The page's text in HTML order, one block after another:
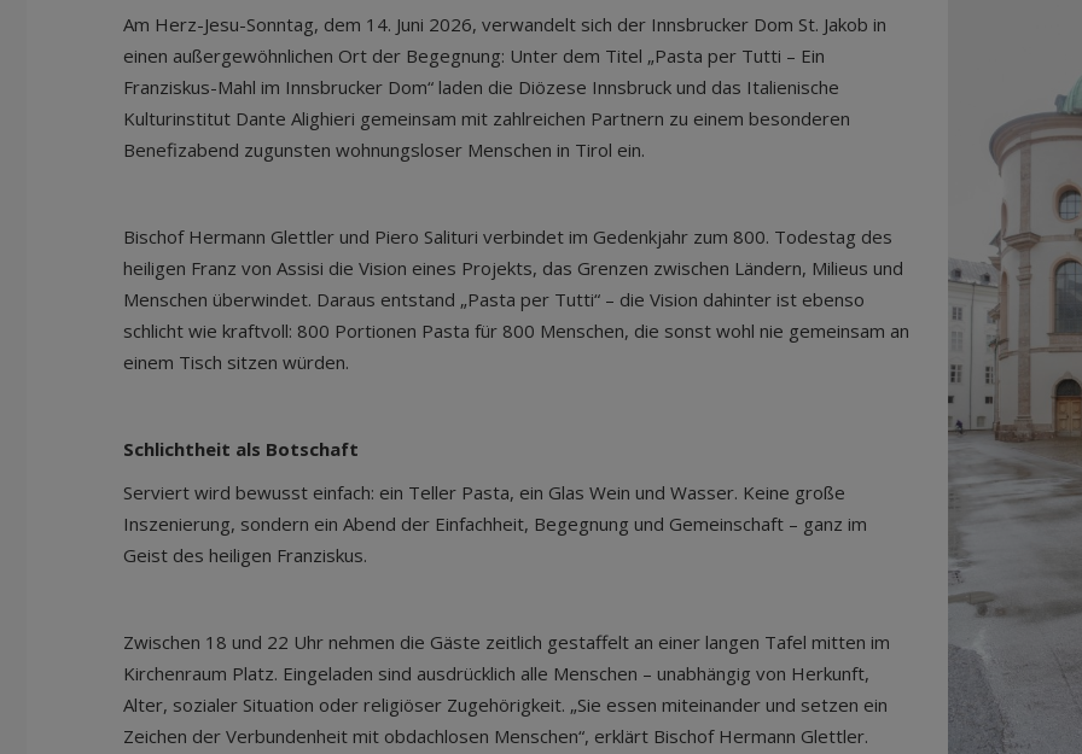
Am Herz-Jesu-Sonntag, dem 14. Juni 2026, verwandelt sich der Innsbrucker Dom St. Jakob in
einen außergewöhnlichen Ort der Begegnung: Unter dem Titel „Pasta per Tutti – Ein
Franziskus-Mahl im Innsbrucker Dom“ laden die Diözese Innsbruck und das Italienische
Kulturinstitut Dante Alighieri gemeinsam mit zahlreichen Partnern zu einem besonderen
Benefizabend zugunsten wohnungsloser Menschen in Tirol ein.
Bischof Hermann Glettler und Piero Salituri verbindet im Gedenkjahr zum 800. Todestag des
heiligen Franz von Assisi die Vision eines Projekts, das Grenzen zwischen Ländern, Milieus und
Menschen überwindet. Daraus entstand „Pasta per Tutti“ – die Vision dahinter ist ebenso
schlicht wie kraftvoll: 800 Portionen Pasta für 800 Menschen, die sonst wohl nie gemeinsam an
einem Tisch sitzen würden.
Schlichtheit als Botschaft
Serviert wird bewusst einfach: ein Teller Pasta, ein Glas Wein und Wasser. Keine große
Inszenierung, sondern ein Abend der Einfachheit, Begegnung und Gemeinschaft – ganz im
Geist des heiligen Franziskus.
Zwischen 18 und 22 Uhr nehmen die Gäste zeitlich gestaffelt an einer langen Tafel mitten im
Kirchenraum Platz. Eingeladen sind ausdrücklich alle Menschen – unabhängig von Herkunft,
Alter, sozialer Situation oder religiöser Zugehörigkeit. „Sie essen miteinander und setzen ein
Zeichen der Verbundenheit mit obdachlosen Menschen“, erklärt Bischof Hermann Glettler.